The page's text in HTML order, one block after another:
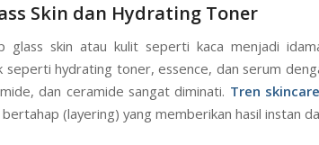
Skin dan Hydrating Toner
glass skin atau kulit seperti kaca menjadi
seperti hydrating toner, essence, dan serum
dan ceramide sangat diminati. Tren
(layering) yang memberikan hasil instan